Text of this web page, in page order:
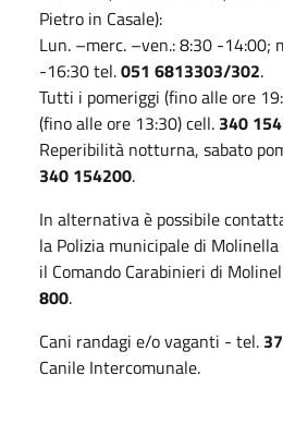
Pietro in Casale):
Lun. –merc. –ven.: 8:30 -14:00;
-16:30 tel.051 6813303/302.
Tutti i pomeriggi (fino alle ore
(fino alle ore 13:30) cell. 340
Reperibilità notturna, sabato
340 154200.
In alternativa è possibile
la Polizia municipale di
il Comando Carabinieri di
800.
Cani randagi e/o vaganti - tel.
Canile Intercomunale.